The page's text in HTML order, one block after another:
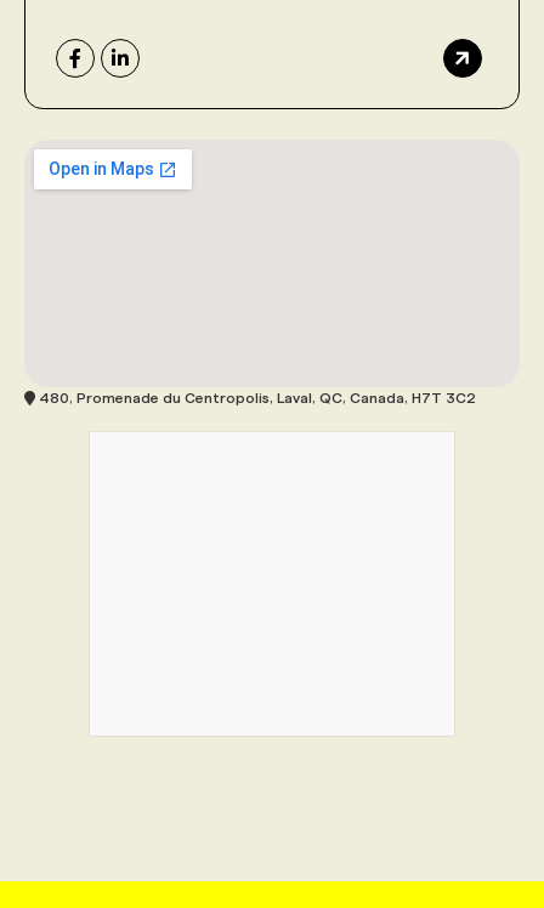
480, Promenade du Centropolis, Laval, QC, Canada, H7T 3C2